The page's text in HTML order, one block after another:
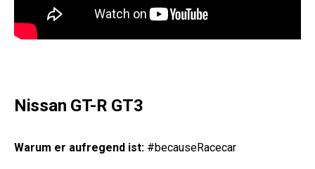
Nissan GT-R GT3
Warum er aufregend ist: #becauseRacecar